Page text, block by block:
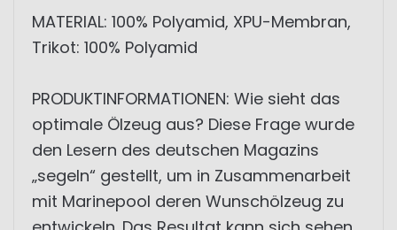
MATERIAL: 100% Polyamid, XPU-Membran,
Trikot: 100% Polyamid
PRODUKTINFORMATIONEN: Wie sieht das
optimale Ölzeug aus? Diese Frage wurde
den Lesern des deutschen Magazins
„segeln“ gestellt, um in Zusammenarbeit
mit Marinepool deren Wunschölzeug zu